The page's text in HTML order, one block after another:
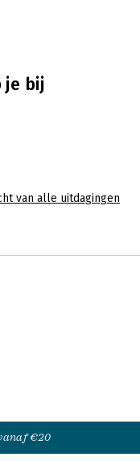
je bij
van alle uitdagingen
€20